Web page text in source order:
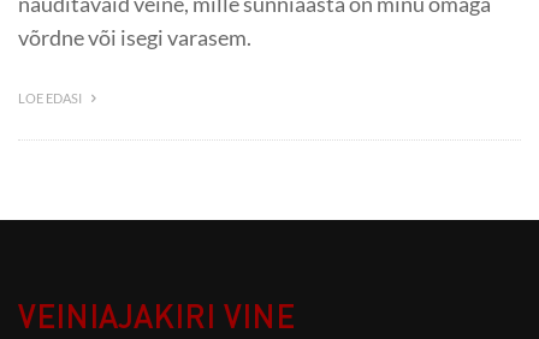
võrdne või isegi varasem.
LOE EDASI
VEINIAJAKIRI VINE